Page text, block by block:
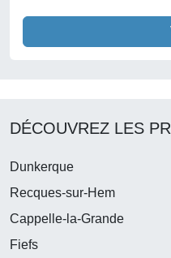
DÉCOUVREZ LES
Dunkerque
Recques-sur-Hem
Cappelle-la-Grande
Fiefs